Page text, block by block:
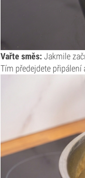
Vařte směs: Jakmile
Tím předejdete připálení